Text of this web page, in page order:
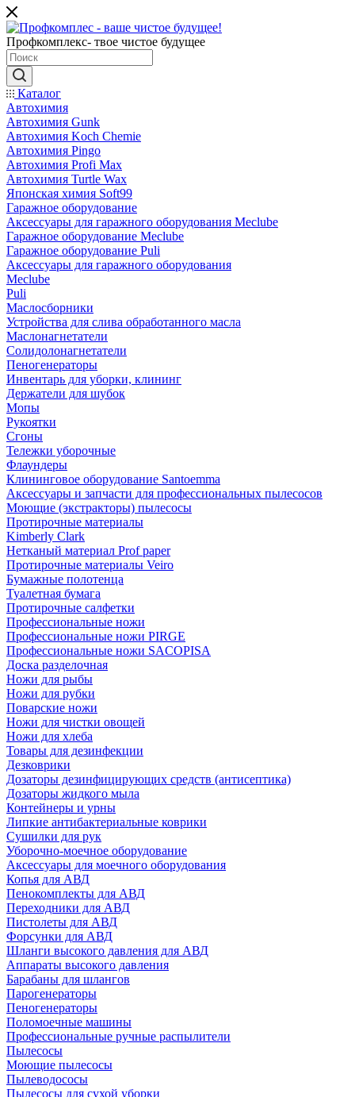
Профкомплекс- твое чистое будущее
Каталог
Автохимия
Автохимия Gunk
Автохимия Koch Chemie
Автохимия Pingo
Автохимия Profi Max
Автохимия Turtle Wax
Японская химия Soft99
Гаражное оборудование
Аксессуары для гаражного оборудования Meclube
Гаражное оборудование Meclube
Гаражное оборудование Puli
Аксессуары для гаражного оборудования
Meclube
Puli
Маслосборники
Устройства для слива обработанного масла
Маслонагнетатели
Солидолонагнетатели
Пеногенераторы
Инвентарь для уборки, клининг
Держатели для шубок
Мопы
Рукоятки
Сгоны
Тележки уборочные
Флаундеры
Клининговое оборудование Santoemma
Аксессуары и запчасти для профессиональных пылесосов
Моющие (экстракторы) пылесосы
Протирочные материалы
Kimberly Clark
Нетканый материал Prof paper
Протирочные материалы Veiro
Бумажные полотенца
Туалетная бумага
Протирочные салфетки
Профессиональные ножи
Профессиональные ножи PIRGE
Профессиональные ножи SACOPISA
Доска разделочная
Ножи для рыбы
Ножи для рубки
Поварские ножи
Ножи для чистки овощей
Ножи для хлеба
Товары для дезинфекции
Дезковрики
Дозаторы дезинфицирующих средств (антисептика)
Дозаторы жидкого мыла
Контейнеры и урны
Липкие антибактериальные коврики
Сушилки для рук
Уборочно-моечное оборудование
Аксессуары для моечного оборудования
Копья для АВД
Пенокомплекты для АВД
Переходники для АВД
Пистолеты для АВД
Форсунки для АВД
Шланги высокого давления для АВД
Аппараты высокого давления
Барабаны для шлангов
Парогенераторы
Пеногенераторы
Поломоечные машины
Профессиональные ручные распылители
Пылесосы
Моющие пылесосы
Пылеводососы
Пылесосы для сухой уборки